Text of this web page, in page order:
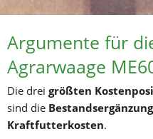
Argumente für
Agrarwaage
Die drei größten
sind die
Kraftfutterkosten.